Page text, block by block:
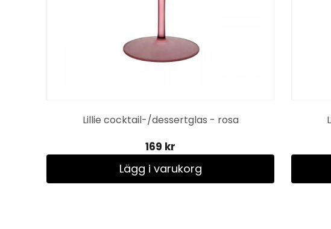
Lillie cocktail-/dessertglas - rosa
169 kr
Lägg i varukorg